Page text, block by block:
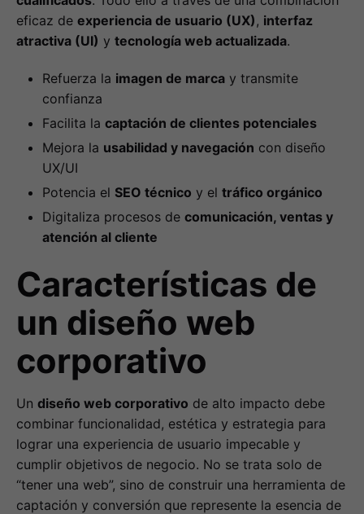
eficaz de experiencia de usuario (UX) , interfaz
atractiva (UI) y tecnología web actualizada.
Refuerza la imagen de marca y transmite
confianza
Facilita la captación de clientes potenciales
Mejora la usabilidad y navegación con diseño
UX/UI
Potencia el SEO técnico y el tráfico orgánico
Digitaliza procesos de comunicación, ventas y
atención al cliente
Características de
un diseño web
corporativo
Un diseño web corporativo de alto impacto debe
combinar funcionalidad, estética y estrategia para
lograr una experiencia de usuario impecable y
cumplir objetivos de negocio. No se trata solo de
“tener una web”, sino de construir una herramienta de
captación y conversión que represente la esencia de